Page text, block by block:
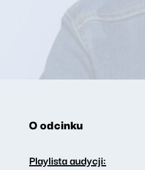
O odcinku
Playlista audycji: